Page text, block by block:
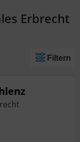
Erbrecht
Filtern